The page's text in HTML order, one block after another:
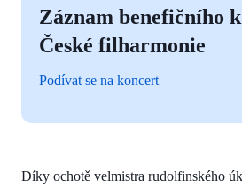
Záznam benefičního
České filharmonie
Podívat se na koncert
Díky ochotě velmistra rudolfinského